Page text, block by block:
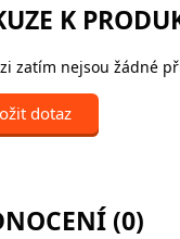
K
zatím nejsou žádné
dotaz
(0)